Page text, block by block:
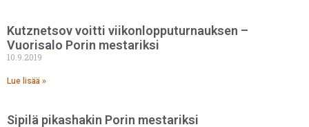
Kutznetsov voitti viikonlopputurnauksen –
Vuorisalo Porin mestariksi
10.9.2019
Lue lisää »
Sipilä pikashakin Porin mestariksi